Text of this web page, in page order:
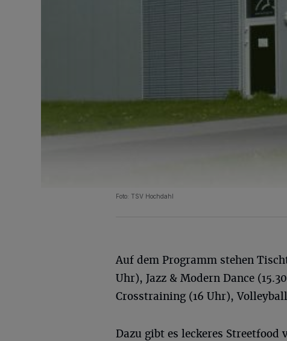
Foto: TSV Hochdahl
Auf dem Programm stehen
Uhr), Jazz & Modern Dance
Crosstraining (16 Uhr),
Dazu gibt es leckeres Streetfood